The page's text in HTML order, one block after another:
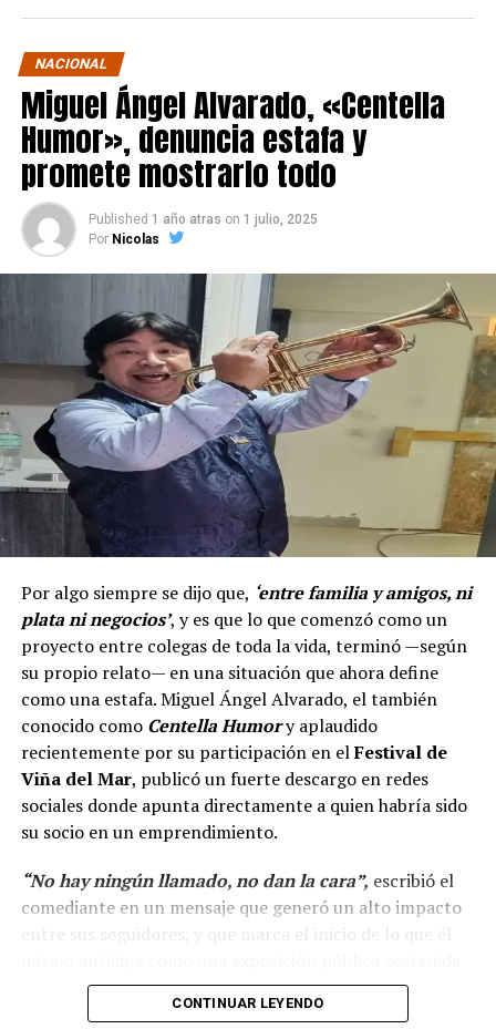
NACIONAL
Miguel Ángel Alvarado, «Centella
Humor», denuncia estafa y
promete mostrarlo todo
Published 1 año atras on 1 julio, 2025
Por Nicolas
Por algo siempre se dijo que, ‘entre familia y amigos, ni
plata ni negocios’, y es que lo que comenzó como un
proyecto entre colegas de toda la vida, terminó —según
su propio relato— en una situación que ahora define
como una estafa. Miguel Ángel Alvarado, el también
conocido como Centella Humory aplaudido
recientemente por su participación en elFestival de
Viña del Mar, publicó un fuerte descargo en redes
sociales donde apunta directamente a quien habría sido
su socio en un emprendimiento.
“No hay ningún llamado, no dan la cara”, escribió el
comediante en un mensaje que generó un alto impacto
entre sus seguidores, y que marca el inicio de lo que él
en el tiempo.
CONTINUAR LEYENDO